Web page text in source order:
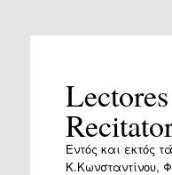
Εντός και εκτός
Κ.Κωνσταντίνου,